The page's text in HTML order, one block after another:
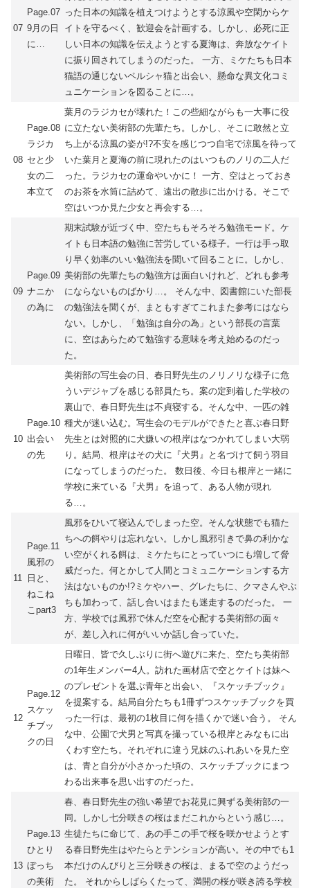
07
Page.07
9月の日
に…
った日本の知識を植えつけようとする涼風や空閑からケ
イトを守るべく、歓迎会を計画する。しかし、必死に正
しい日本の知識を伝えようとする夏海は、奔放なケイト
に振り回されてしまうのだった。 一方、ミケたちも日本
猫語の通じないペルシャ猫と出会い、懸命な異文化コミ
ュニケーションを図ることに…。
08
Page.08
ラジカ
セと少
女の二
本立て
葉月のラジカセが壊れた！この些細ながらも一大事に役
に立たない美術部の先輩たち。しかし、そこに敢然と立
ち上がる涼風の姿が!?不安を感じつつ自宅で涼風を待って
いた葉月と夏海の前に現れたのはいつものノリの二人だ
った。ラジカセの運命やいかに！ 一方、空はとっておき
のお茶を水筒に詰めて、遠出の散歩に出かける。そこで
空はいつか見た少女と再会する…。
09
Page.09
ナニか
の為に
期末試験が近づく中、空たちもそろそろ勉強モード。ケ
イトも日本語の勉強に苦労している様子。一行は手っ取
り早く効率のいい勉強法を聞いて回ることに。しかし、
美術部の先輩たちの勉強方は面白いけれど、どれも参考
にならないものばかり…。 そんな中、図書館にいた部長
の勉強法を聞くが、まともすぎてこれまた参考にはなら
ない。しかし、「勉強は自分の為」という部長の言葉
に、空はあらためて勉強する意味を考え始めるのだっ
た。
10
Page.10
出会い
の先
美術部の写生会の日、春日野先生のノリノリな様子に危
ういデジャブを感じる部員たち。案の定到着した学校の
裏山で、春日野先生は不貞寝する。そんな中、一匹の雑
種犬が迷い込む。写生会のモデルができたと喜ぶ春日野
先生とは対照的に犬嫌いの根岸はなつかれてしまい大弱
り。結局、根岸はその犬に『犬男』と名づけて飼う羽目
になってしまうのだった。 数日後、今日も根岸と一緒に
学校に来ている『犬男』を追って、ある人物が現れ
る…。
11
Page.11
風邪の
日と、
ねこね
こpart3
風邪をひいて寝込んでしまった空。そんな状態でも猫た
ちへの餌やりは忘れない。しかし風邪引きで鼻の利かな
い空がくれる餌は、ミケたちにとっていつにも増して脅
威だった。何とかして人間とコミュニケーションする方
法はないものか!?ミケやハー、グレたちに、クマさんやぶ
ちも加わって、話し合いはまたも迷走するのだった。 一
方、学校では風邪で休んだ空を心配する美術部の面々
が、差し入れに何がいいか話し合っていた。
12
Page.12
スケッ
チブッ
クの日
日曜日、皆で久しぶりに街へ遊びに来た、空たち美術部
の1年生メンバー4人。訪れた画材店で空とケイトは妹へ
のプレゼントを選ぶ青年と出会い、『スケッチブック』
を提案する。結局自分たちも1冊ずつスケッチブックを買
った一行は、最初の1枚目に何を描くかで迷い合う。 そん
な中、公園で犬男と写真を撮っている根岸とみなもに出
くわす空たち。それぞれに違う兄妹のふれあいを見た空
は、青と自分が小さかった頃の、スケッチブックにまつ
わる出来事を思い出すのだった。
13
Page.13
ひとり
ぼっち
の美術
春、春日野先生の強い希望でお花見に興ずる美術部の一
同。しかし七分咲きの桜はまだこれからという感じ…。
生徒たちに命じて、あの手この手で桜を咲かせようとす
る春日野先生はやたらとテンションが高い。その中でも1
本だけのんびりと三分咲きの桜は、まるで空のようだっ
た。 それからしばらくたって、満開の桜が咲き誇る学校